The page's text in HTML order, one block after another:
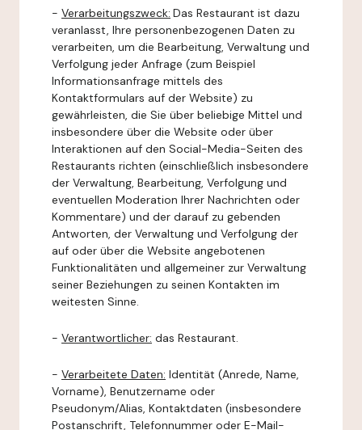
- Verarbeitungszweck: Das Restaurant ist dazu
veranlasst, Ihre personenbezogenen Daten zu
verarbeiten, um die Bearbeitung, Verwaltung und
Verfolgung jeder Anfrage (zum Beispiel
Informationsanfrage mittels des
Kontaktformulars auf der Website) zu
gewährleisten, die Sie über beliebige Mittel und
insbesondere über die Website oder über
Interaktionen auf den Social-Media-Seiten des
Restaurants richten (einschließlich insbesondere
der Verwaltung, Bearbeitung, Verfolgung und
eventuellen Moderation Ihrer Nachrichten oder
Kommentare) und der darauf zu gebenden
Antworten, der Verwaltung und Verfolgung der
auf oder über die Website angebotenen
Funktionalitäten und allgemeiner zur Verwaltung
seiner Beziehungen zu seinen Kontakten im
weitesten Sinne.
- Verantwortlicher: das Restaurant.
- Verarbeitete Daten: Identität (Anrede, Name,
Vorname), Benutzername oder
Pseudonym/Alias, Kontaktdaten (insbesondere
Postanschrift, Telefonnummer oder E-Mail-